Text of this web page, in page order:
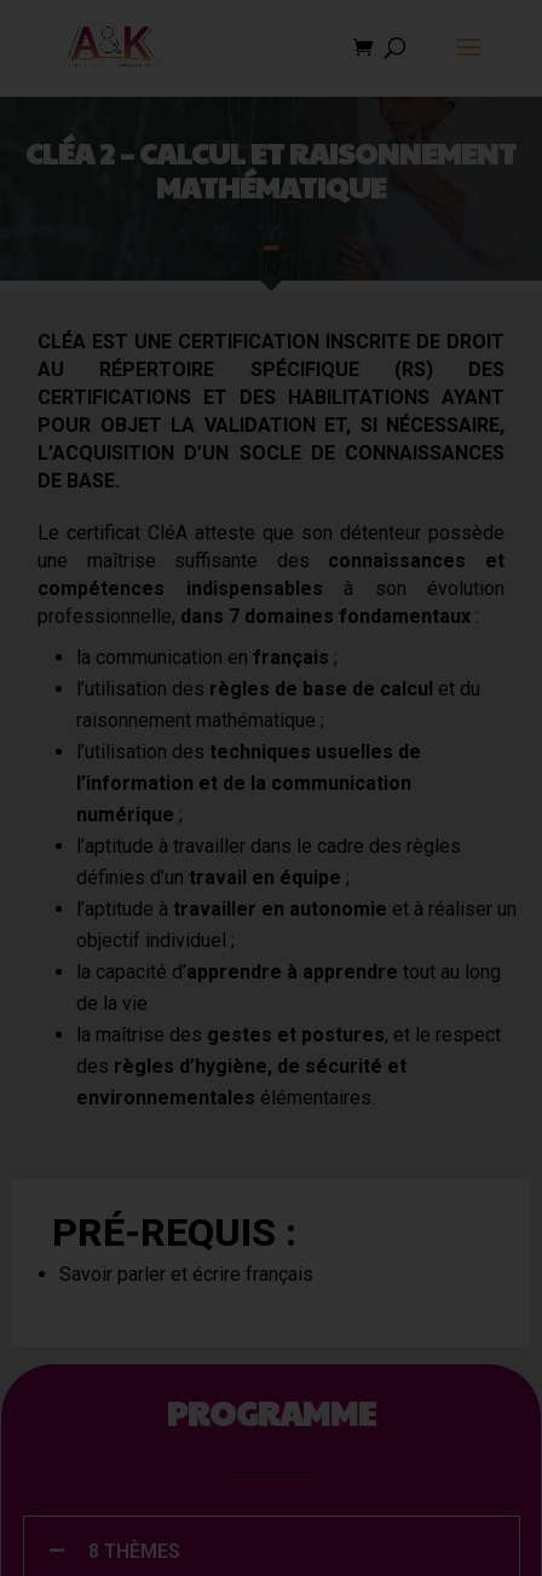
CLÉA 2 – CALCUL ET RAISONNEMENT
MATHÉMATIQUE
CLÉA EST UNE CERTIFICATION INSCRITE DE DROIT
AU RÉPERTOIRE SPÉCIFIQUE (RS) DES
CERTIFICATIONS ET DES HABILITATIONS AYANT
POUR OBJET LA VALIDATION ET, SI NÉCESSAIRE,
L’ACQUISITION D’UN SOCLE DE CONNAISSANCES
DE BASE.
Le certificat CléA atteste que son détenteur possède
une maîtrise suffisante des connaissances et
compétences indispensables à son évolution
professionnelle, dans 7 domaines fondamentaux :
la communication en français ;
l’utilisation des règles de base de calcul et du
raisonnement mathématique ;
l’utilisation des techniques usuelles de
l’information et de la communication
numérique ;
l’aptitude à travailler dans le cadre des règles
définies d’un travail en équipe ;
l’aptitude à travailler en autonomie et à réaliser un
objectif individuel ;
la capacité d’apprendre à apprendre tout au long
de la vie
la maîtrise des gestes et postures, et le respect
des règles d’hygiène, de sécurité et
environnementales élémentaires.
PRÉ-REQUIS :
Savoir parler et écrire français
PROGRAMME
8 THÈMES